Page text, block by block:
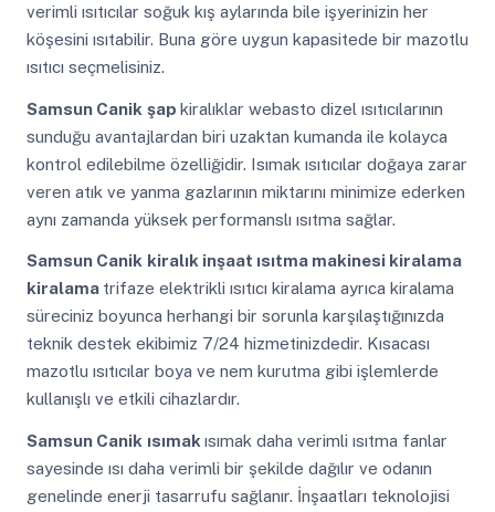
verimli ısıtıcılar soğuk kış aylarında bile işyerinizin her
köşesini ısıtabilir. Buna göre uygun kapasitede bir mazotlu
ısıtıcı seçmelisiniz.
Samsun Canik şap kiralıklar webasto dizel ısıtıcılarının
sunduğu avantajlardan biri uzaktan kumanda ile kolayca
kontrol edilebilme özelliğidir. Isımak ısıtıcılar doğaya zarar
veren atık ve yanma gazlarının miktarını minimize ederken
aynı zamanda yüksek performanslı ısıtma sağlar.
Samsun Canik kiralık inşaat ısıtma makinesi kiralama
kiralama trifaze elektrikli ısıtıcı kiralama ayrıca kiralama
süreciniz boyunca herhangi bir sorunla karşılaştığınızda
teknik destek ekibimiz 7/24 hizmetinizdedir. Kısacası
mazotlu ısıtıcılar boya ve nem kurutma gibi işlemlerde
kullanışlı ve etkili cihazlardır.
Samsun Canik ısımak ısımak daha verimli ısıtma fanlar
sayesinde ısı daha verimli bir şekilde dağılır ve odanın
genelinde enerji tasarrufu sağlanır. İnşaatları teknolojisi